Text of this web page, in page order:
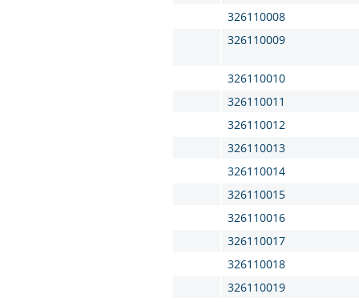
326110008
326110009
326110010
326110011
326110012
326110013
326110014
326110015
326110016
326110017
326110018
326110019